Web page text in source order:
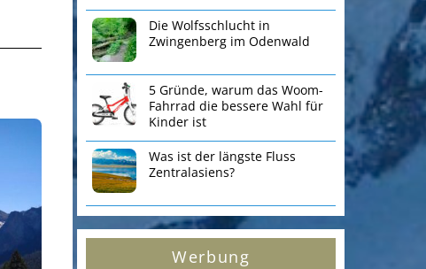
Die Wolfsschlucht in
Zwingenberg im Odenwald
5 Gründe, warum das Woom-
Fahrrad die bessere Wahl für
Kinder ist
Was ist der längste Fluss
Zentralasiens?
Werbung